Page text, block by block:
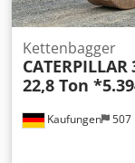
Kaufungen 507
Kettenbagger
CATERPILLAR
22,8 Ton